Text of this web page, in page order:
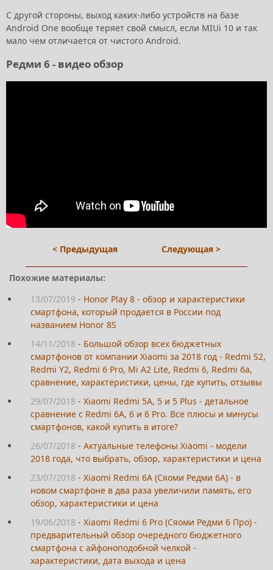
С другой стороны, выход каких-либо устройств на базе
Android One вообще теряет свой смысл, если MIUi 10 и так
мало чем отличается от чистого Android.
Редми 6 - видео обзор
< Предыдущая Следующая >
Похожие материалы:
13/07/2019 - Honor Play 8 - обзор и характеристики
смартфона, который продается в России под
названием Honor 8S
14/11/2018 - Большой обзор всех бюджетных
смартфонов от компании Xiaomi за 2018 год - Redmi S2,
Redmi Y2, Redmi 6 Pro, Mi A2 Lite, Redmi 6, Redmi 6a,
сравнение, характеристики, цены, где купить, отзывы
29/07/2018 - Xiaomi Redmi 5A, 5 и 5 Plus - детальное
сравнение с Redmi 6A, 6 и 6 Pro. Все плюсы и минусы
смартфонов, какой купить в итоге?
26/07/2018 - Актуальные телефоны Xiaomi - модели
2018 года, что выбрать, обзор, характеристики и цена
23/07/2018 - Xiaomi Redmi 6A (Сяоми Редми 6А) - в
новом смартфоне в два раза увеличили память, его
обзор, характеристики и цена
19/06/2018 - Xiaomi Redmi 6 Pro (Сяоми Редми 6 Про) -
предварительный обзор очередного бюджетного
смартфона с айфоноподобной челкой -
характеристики, дата выхода и цена